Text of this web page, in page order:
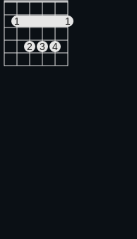
1 1
2 3 4